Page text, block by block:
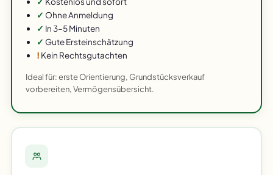
✓ Ohne Anmeldung
✓ In 3–5 Minuten
✓ Gute Ersteinschätzung
! Kein Rechtsgutachten
Ideal für: erste Orientierung, Grundstücksverkauf
vorbereiten, Vermögensübersicht.